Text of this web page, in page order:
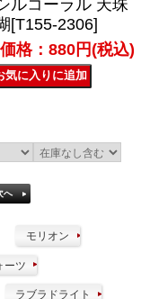
ルコーラル 天珠
[T155-2306]
価格：880円(税込)
へ
モリオン
ーツ
ラブラドライト